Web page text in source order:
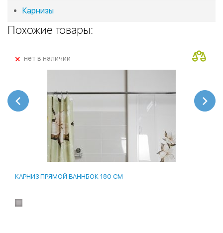
Карнизы
Похожие товары:
+нет в наличии
КАРНИЗ ПРЯМОЙ ВАННБОК 180 СМ